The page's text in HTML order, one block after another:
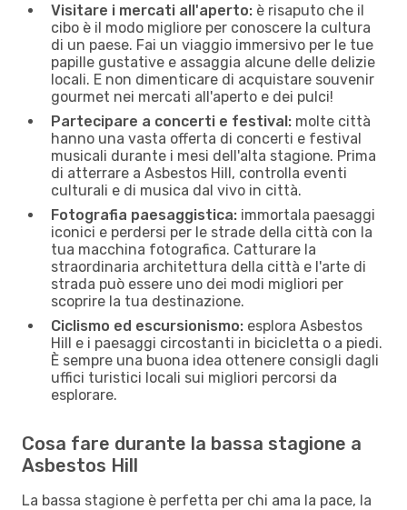
Visitare i mercati all'aperto: è risaputo che il
cibo è il modo migliore per conoscere la cultura
di un paese. Fai un viaggio immersivo per le tue
papille gustative e assaggia alcune delle delizie
locali. E non dimenticare di acquistare souvenir
gourmet nei mercati all'aperto e dei pulci!
Partecipare a concerti e festival: molte città
hanno una vasta offerta di concerti e festival
musicali durante i mesi dell'alta stagione. Prima
di atterrare a Asbestos Hill, controlla eventi
culturali e di musica dal vivo in città.
Fotografia paesaggistica: immortala paesaggi
iconici e perdersi per le strade della città con la
tua macchina fotografica. Catturare la
straordinaria architettura della città e l'arte di
strada può essere uno dei modi migliori per
scoprire la tua destinazione.
Ciclismo ed escursionismo: esplora Asbestos
Hill e i paesaggi circostanti in bicicletta o a piedi.
È sempre una buona idea ottenere consigli dagli
uffici turistici locali sui migliori percorsi da
esplorare.
Cosa fare durante la bassa stagione a
Asbestos Hill
La bassa stagione è perfetta per chi ama la pace, la